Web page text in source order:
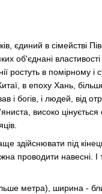
єдиний в сімействі
об'єднані
ростуть в помірному і
в епоху Хань,
і богів, і людей, від
високо цінується
здійснювати під
проводити навесні. І
метра), ширина -